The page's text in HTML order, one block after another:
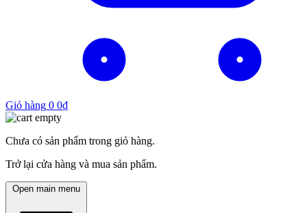
Giỏ hàng 0 0₫
Chưa có sản phẩm trong giỏ hàng.
Trở lại cửa hàng và mua sản phẩm.
Open main menu